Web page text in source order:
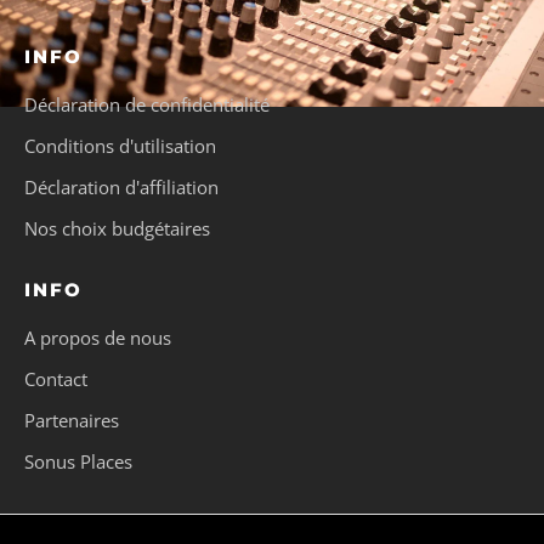
INFO
Déclaration de confidentialité
Conditions d'utilisation
Déclaration d'affiliation
Nos choix budgétaires
INFO
A propos de nous
Contact
Partenaires
Sonus Places